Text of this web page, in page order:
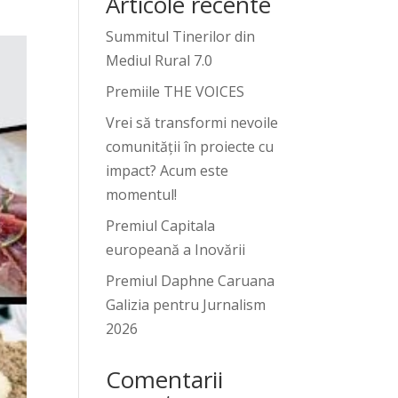
Summitul Tinerilor din
Mediul Rural 7.0
Premiile THE VOICES
Vrei să transformi nevoile
comunității în proiecte cu
impact? Acum este
momentul!
Premiul Capitala
europeană a Inovării
Premiul Daphne Caruana
Galizia pentru Jurnalism
2026
Comentarii